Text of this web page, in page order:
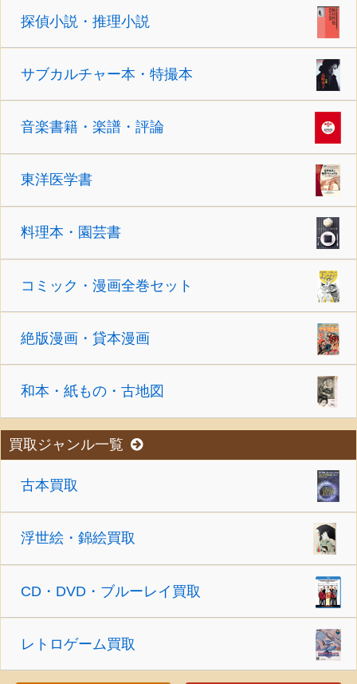
探偵小説・推理小説
サブカルチャー本・特撮本
音楽書籍・楽譜・評論
東洋医学書
料理本・園芸書
コミック・漫画全巻セット
絶版漫画・貸本漫画
和本・紙もの・古地図
買取ジャンル一覧
古本買取
浮世絵・錦絵買取
CD・DVD・ブルーレイ買取
レトロゲーム買取